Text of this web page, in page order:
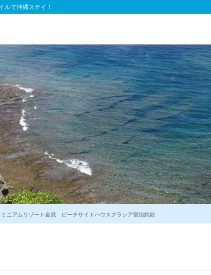
ルで沖縄ステイ！
ミニアムリゾート金武 ビーチサイドハウスグラシア宿泊約款